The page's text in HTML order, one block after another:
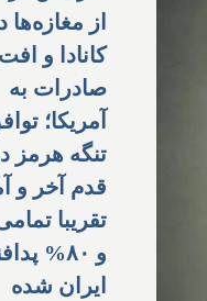
از مغازه‌ها
کانادا و افت
صادرات به
آمریکا؛
تنگه هرمز
قدم آخر و
تقریبا
و ۸۰%
ایران شده